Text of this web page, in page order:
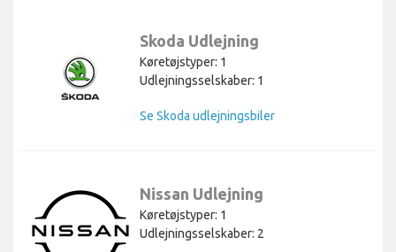
Skoda Udlejning
Køretøjstyper: 1
Udlejningsselskaber: 1
Se Skoda udlejningsbiler
Nissan Udlejning
Køretøjstyper: 1
Udlejningsselskaber: 2